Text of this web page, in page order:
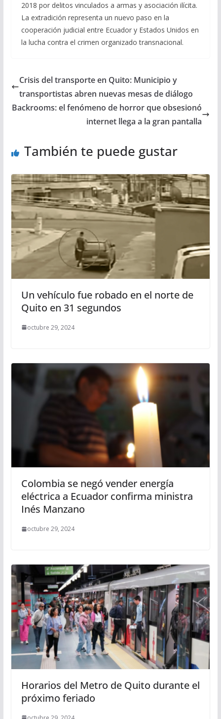
2018 por delitos vinculados a armas y asociación ilícita.
La extradición representa un nuevo paso en la
cooperación judicial entre Ecuador y Estados Unidos en
la lucha contra el crimen organizado transnacional.
Crisis del transporte en Quito: Municipio y
transportistas abren nuevas mesas de diálogo
Backrooms: el fenómeno de horror que obsesionó
internet llega a la gran pantalla
También te puede gustar
Un vehículo fue robado en el norte de
Quito en 31 segundos
octubre 29, 2024
Colombia se negó vender energía
eléctrica a Ecuador confirma ministra
Inés Manzano
octubre 29, 2024
Horarios del Metro de Quito durante el
próximo feriado